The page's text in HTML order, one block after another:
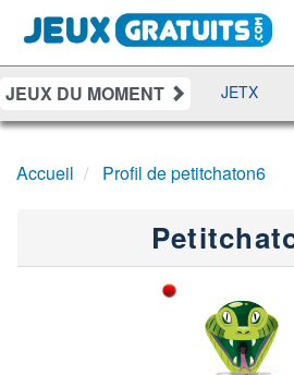
JEUX DU MOMENT
DAMES RAMI JETX
Accueil Profil de petitchaton6